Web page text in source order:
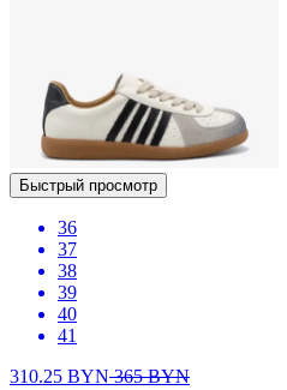
Быстрый просмотр
36
37
38
39
40
41
310.25 BYN365BYN